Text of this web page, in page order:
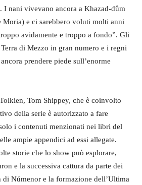
I nani vivevano ancora a Khazad-dûm
Moria) e ci sarebbero voluti molti anni
avidamente e troppo a fondo”. Gli
di Mezzo in gran numero e i regni
prendere piede sull’enorme
Tom Shippey, che è coinvolto
della serie è autorizzato a fare
i contenuti menzionati nei libri del
ampie appendici ad essi allegate.
storie che lo show può esplorare,
e la successiva cattura da parte dei
di Númenor e la formazione dell’Ultima